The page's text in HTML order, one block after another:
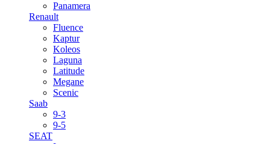
Panamera
Renault
Fluence
Kaptur
Koleos
Laguna
Latitude
Megane
Scenic
Saab
9-3
9-5
SEAT